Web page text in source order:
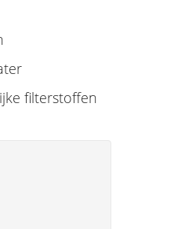
filterstoffen